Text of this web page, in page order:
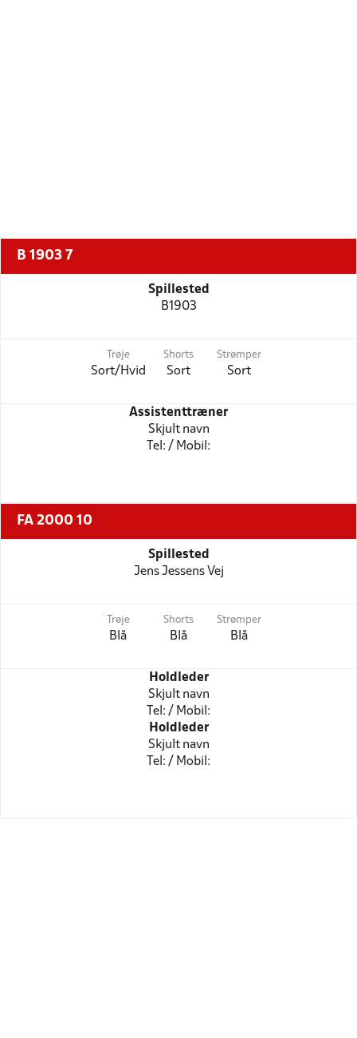
B 1903 7
Spillested
B1903
Trøje
Sort/Hvid
Shorts
Sort
Strømper
Sort
Assistenttræner
Skjult navn
Tel: / Mobil:
FA 2000 10
Spillested
Jens Jessens Vej
Trøje
Blå
Shorts
Blå
Strømper
Blå
Holdleder
Skjult navn
Tel: / Mobil:
Holdleder
Skjult navn
Tel: / Mobil: